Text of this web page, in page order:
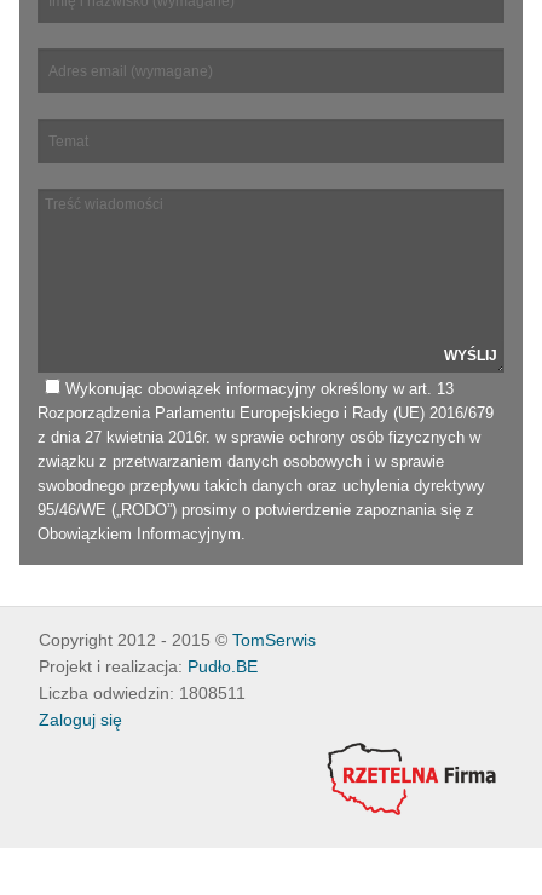
Wykonując obowiązek informacyjny określony w art. 13
Rozporządzenia Parlamentu Europejskiego i Rady (UE) 2016/679
z dnia 27 kwietnia 2016r. w sprawie ochrony osób fizycznych w
związku z przetwarzaniem danych osobowych i w sprawie
swobodnego przepływu takich danych oraz uchylenia dyrektywy
95/46/WE („RODO”) prosimy o potwierdzenie zapoznania się z
Obowiązkiem Informacyjnym.
Copyright 2012 - 2015 © TomSerwis
Projekt i realizacja: Pudło.BE
Liczba odwiedzin: 1808511
Zaloguj się